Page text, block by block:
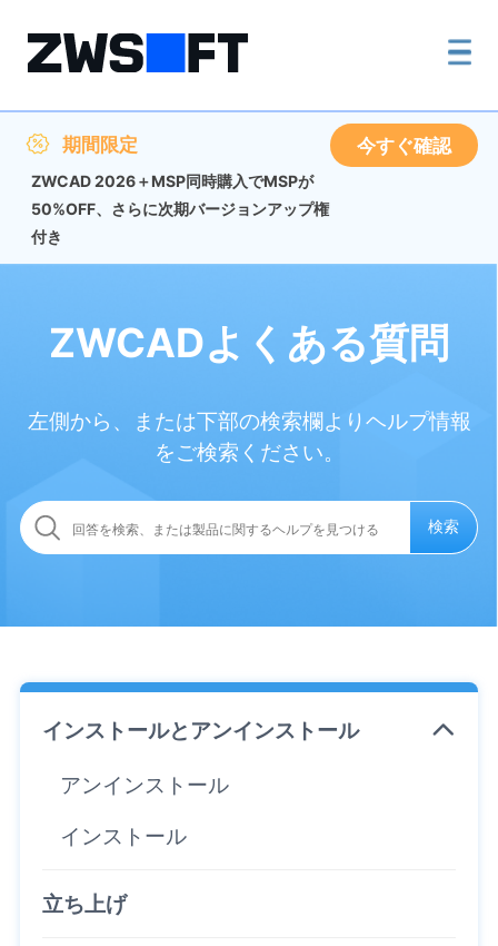
期間限定
ZWCAD 2026＋MSP同時購入でMSPが
50%OFF、さらに次期バージョンアップ権
付き
今すぐ確認
ZWCADよくある質問
左側から、または下部の検索欄よりヘルプ情報
をご検索ください。
検索
インストールとアンインストール
アンインストール
インストール
立ち上げ